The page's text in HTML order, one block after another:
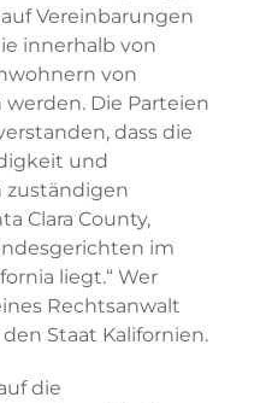
Vereinbarungen
innerhalb von
von
Die Parteien
dass die
und
zuständigen
Clara County,
im
liegt.“ Wer
Rechtsanwalt
Staat Kalifornien.
die